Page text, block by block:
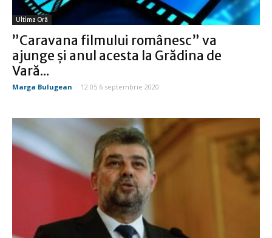
Ultima Oră
”Caravana filmului românesc” va
ajunge şi anul acesta la Grădina de
Vară...
Marga Bulugean - 12:05 6 septembrie 2020